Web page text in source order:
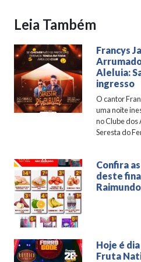
Leia Também
Francys
Aleluia:
ingresso
O cantor
uma noite
no Clube
Seresta do
Confira
deste
Hoje é
Fruta